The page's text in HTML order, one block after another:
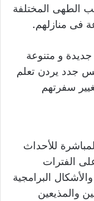
الطهى المختلفة
فى منازلهم.
و متنوعة
جدد يردن تعلم
سفرتهم
للأحداث
الفترات
البرامجية
والمذيعين